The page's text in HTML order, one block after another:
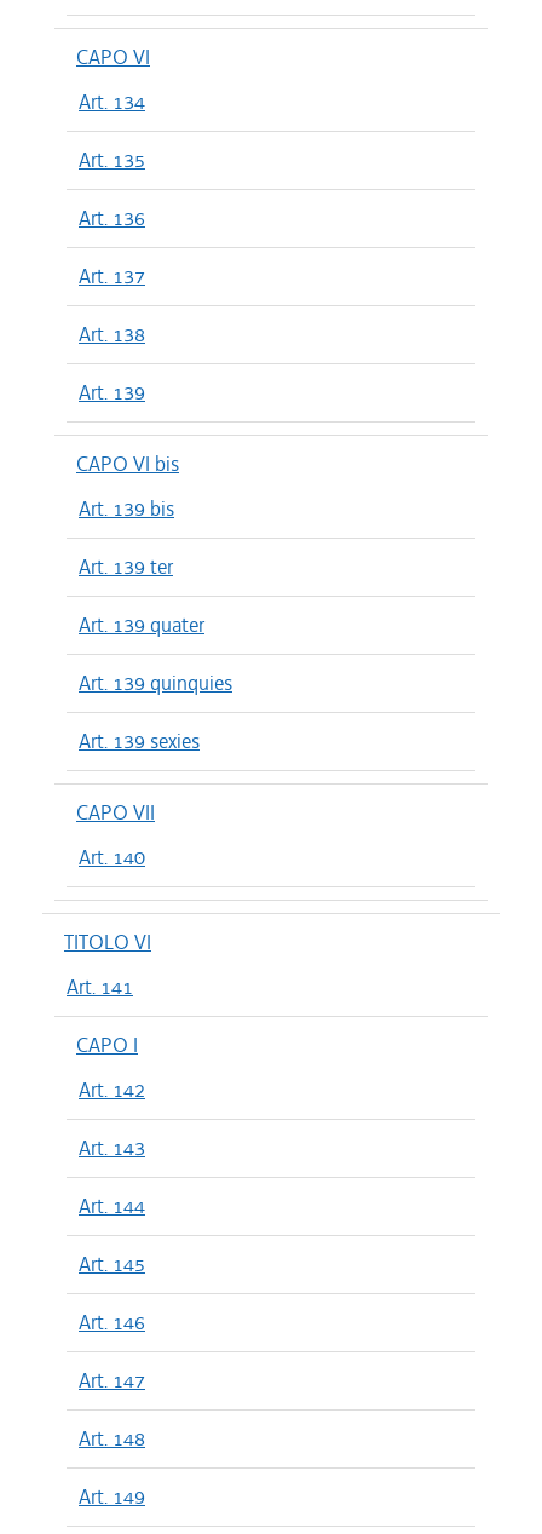
CAPO VI
Art. 134
Art. 135
Art. 136
Art. 137
Art. 138
Art. 139
CAPO VI bis
Art. 139 bis
Art. 139 ter
Art. 139 quater
Art. 139 quinquies
Art. 139 sexies
CAPO VII
Art. 140
TITOLO VI
Art. 141
CAPO I
Art. 142
Art. 143
Art. 144
Art. 145
Art. 146
Art. 147
Art. 148
Art. 149